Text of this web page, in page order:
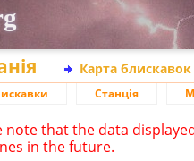
Карта
Станція
note that the data
in the future.